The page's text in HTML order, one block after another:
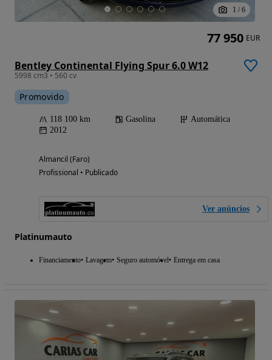
1 / 6
Bentley Continental Flying Spur 6.0 W12
5998 cm3 • 560 cv
Promovido
118 100 km Gasolina
Automática
2012
Almancil (Faro)
Profissional • Publicado
Ver anúncios
Platinumauto
Financiamento Lavagem Seguro automóvel Entrega em casa
77 950 EUR